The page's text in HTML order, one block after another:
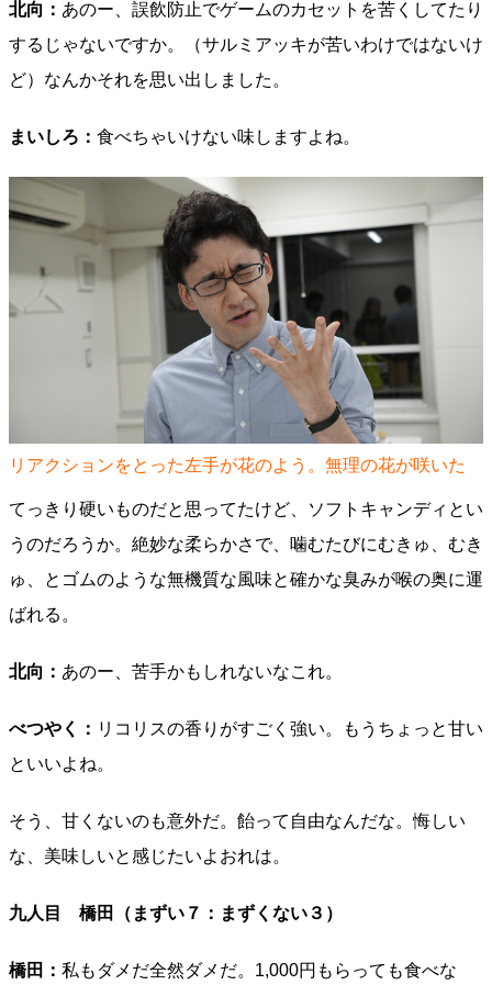
北向： あのー、誤飲防止でゲームのカセットを苦くしてたり
するじゃないですか。（サルミアッキが苦いわけではないけ
ど）なんかそれを思い出しました。
まいしろ： 食べちゃいけない味しますよね。
リアクションをとった左手が花のよう。無理の花が咲いた
てっきり硬いものだと思ってたけど、ソフトキャンディとい
うのだろうか。絶妙な柔らかさで、噛むたびにむきゅ、むき
ゅ、とゴムのような無機質な風味と確かな臭みが喉の奥に運
ばれる。
北向： あのー、苦手かもしれないなこれ。
べつやく： リコリスの香りがすごく強い。もうちょっと甘い
といいよね。
そう、甘くないのも意外だ。飴って自由なんだな。悔しい
な、美味しいと感じたいよおれは。
九人目 橋田（まずい７：まずくない３）
橋田： 私もダメだ全然ダメだ。1,000円もらっても食べな